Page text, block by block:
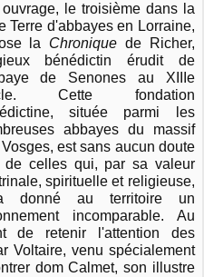
le troisième dans la
Terre d'abbayes en Lorraine,
la Chronique de Richer,
bénédictin érudit de
de Senones au XIIIe
Cette fondation
située parmi les
abbayes du massif
est sans aucun doute
de celles qui, par sa valeur
spirituelle et religieuse,
donné au territoire un
incomparable. Au
de retenir l'attention des
Voltaire, venu spécialement
dom Calmet, son illustre